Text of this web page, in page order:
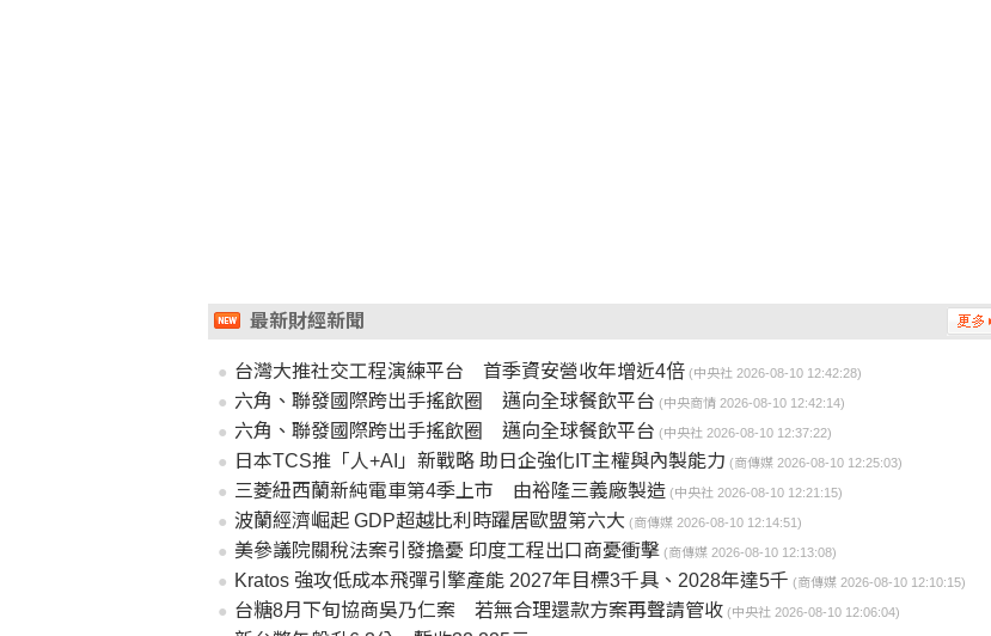
最新財經新聞
台灣大推社交工程演練平台 首季資安營收年增近4倍 (中央社 2026-08-10 12:42:28)
六角、聯發國際跨出手搖飲圈 邁向全球餐飲平台 (中央商情 2026-08-10 12:42:14)
六角、聯發國際跨出手搖飲圈 邁向全球餐飲平台 (中央社 2026-08-10 12:37:22)
日本TCS推「人+AI」新戰略 助日企強化IT主權與內製能力 (商傳媒 2026-08-10 12:25:03)
三菱紐西蘭新純電車第4季上市 由裕隆三義廠製造 (中央社 2026-08-10 12:21:15)
波蘭經濟崛起 GDP超越比利時躍居歐盟第六大 (商傳媒 2026-08-10 12:14:51)
美參議院關稅法案引發擔憂 印度工程出口商憂衝擊 (商傳媒 2026-08-10 12:13:08)
Kratos 強攻低成本飛彈引擎產能 2027年目標3千具、2028年達5千 (商傳媒 2026-08-10 12:10:15)
台糖8月下旬協商吳乃仁案 若無合理還款方案再聲請管收 (中央社 2026-08-10 12:06:04)